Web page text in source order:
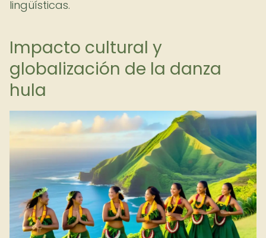
lingüísticas.
Impacto cultural y
globalización de la danza
hula